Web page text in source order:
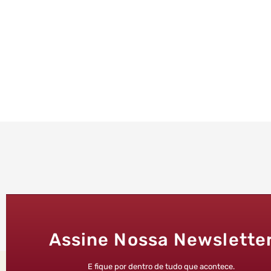
Assine Nossa
E fique por dentro de tudo que acontece.